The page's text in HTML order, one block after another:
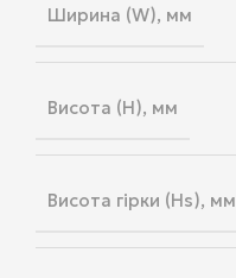
Ширина (W), мм
Висота (H), мм
Висота гірки (Hs), мм